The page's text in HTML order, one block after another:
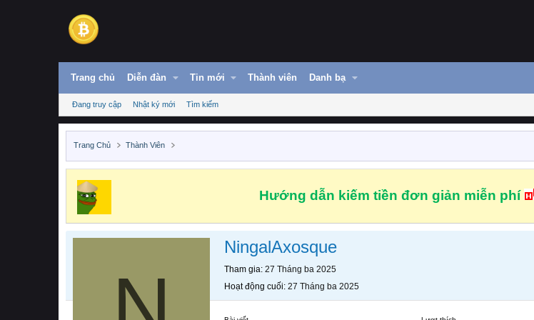
Trang chủ Diễn đàn Tin mới Thành viên Danh bạ
Đang truy cập Nhật ký mới Tìm kiếm
Trang Chủ Thành Viên
Hướng dẫn kiếm tiền đơn giản miễn phí
NingalAxosque
Tham gia 27 Tháng ba 2025
Hoạt động cuối 27 Tháng ba 2025